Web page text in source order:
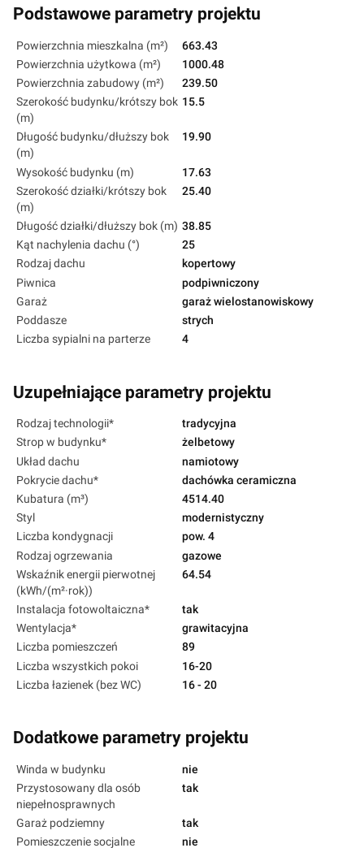
Podstawowe parametry projektu
Powierzchnia mieszkalna (m²)
663.43
Powierzchnia użytkowa (m²)
1000.48
Powierzchnia zabudowy (m²)
239.50
Szerokość budynku/krótszy bok
(m)
15.5
Długość budynku/dłuższy bok
(m)
19.90
Wysokość budynku (m)
17.63
Szerokość działki/krótszy bok
(m)
25.40
Długość działki/dłuższy bok (m) 38.85
Kąt nachylenia dachu (°)
25
Rodzaj dachu
kopertowy
Piwnica
podpiwniczony
Garaż
garaż wielostanowiskowy
Poddasze
strych
Liczba sypialni na parterze
4
Uzupełniające parametry projektu
Rodzaj technologii*
tradycyjna
Strop w budynku*
żelbetowy
Układ dachu
namiotowy
Pokrycie dachu*
dachówka ceramiczna
Kubatura (m³)
4514.40
Styl
modernistyczny
Liczba kondygnacji
pow. 4
Rodzaj ogrzewania
gazowe
Wskaźnik energii pierwotnej
(kWh/(m²·rok))
64.54
Instalacja fotowoltaiczna*
tak
Wentylacja*
grawitacyjna
Liczba pomieszczeń
89
Liczba wszystkich pokoi
16-20
Liczba łazienek (bez WC)
16 - 20
Dodatkowe parametry projektu
Winda w budynku
nie
Przystosowany dla osób
niepełnosprawnych
tak
Garaż podziemny
tak
Pomieszczenie socjalne
nie